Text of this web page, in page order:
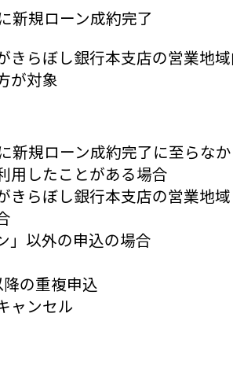
新規ローン成約完了
らぼし銀行本支店の営業地
が対象
新規ローン成約完了に至らな
用したことがある場合
きらぼし銀行本支店の営業地
」以外の申込の場合
の重複申込
ャンセル